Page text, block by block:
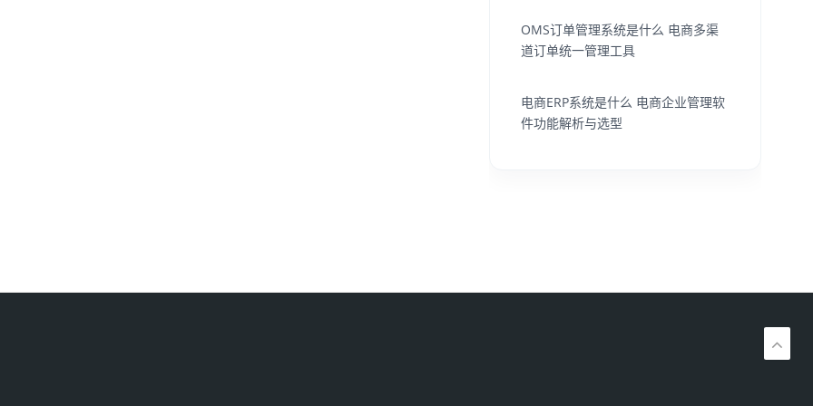
OMS订单管理系统是什么 电商多渠
道订单统一管理工具
电商ERP系统是什么 电商企业管理软
件功能解析与选型